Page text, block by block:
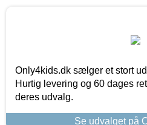
Only4kids.dk sælger et stort
Hurtig levering og 60 dages
deres udvalg.
Se udvalget på